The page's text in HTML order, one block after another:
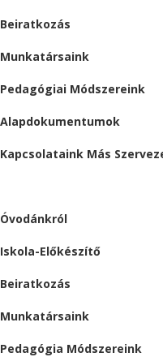
Beiratkozás
Munkatársaink
Pedagógiai Módszereink
Alapdokumentumok
Kapcsolataink Más
Óvodánkról
Iskola-Előkészítő
Beiratkozás
Munkatársaink
Pedagógia Módszereink